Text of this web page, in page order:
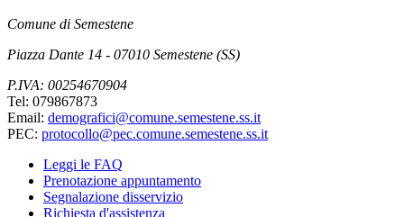
Comune di Semestene
Piazza Dante 14 - 07010 Semestene (SS)
P.IVA: 00254670904
Tel: 079867873
Email: demografici@comune.semestene.ss.it
PEC: protocollo@pec.comune.semestene.ss.it
Leggi le FAQ
Prenotazione appuntamento
Segnalazione disservizio
Richiesta d'assistenza